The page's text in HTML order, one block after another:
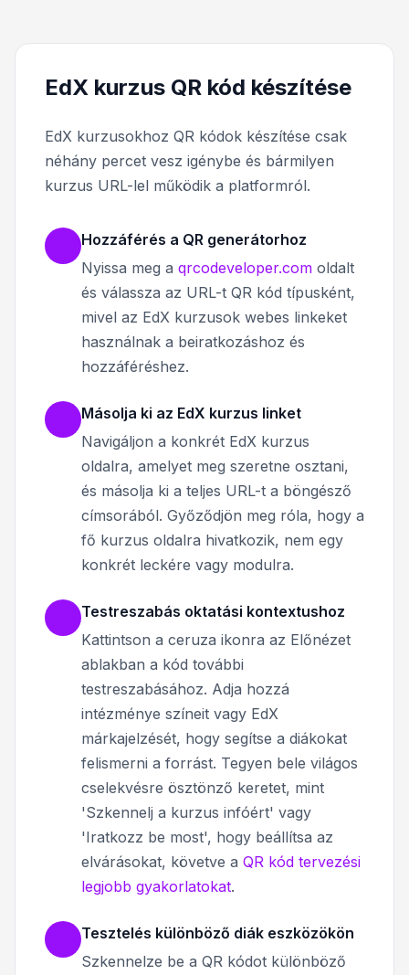
EdX kurzus QR kód készítése
EdX kurzusokhoz QR kódok készítése csak
néhány percet vesz igénybe és bármilyen
kurzus URL-lel működik a platformról.
Hozzáférés a QR generátorhoz
Nyissa meg a qrcodeveloper.com oldalt
és válassza az URL-t QR kód típusként,
mivel az EdX kurzusok webes linkeket
használnak a beiratkozáshoz és
hozzáféréshez.
Másolja ki az EdX kurzus linket
Navigáljon a konkrét EdX kurzus
oldalra, amelyet meg szeretne osztani,
és másolja ki a teljes URL-t a böngésző
címsorából. Győződjön meg róla, hogy a
fő kurzus oldalra hivatkozik, nem egy
konkrét leckére vagy modulra.
Testreszabás oktatási kontextushoz
Kattintson a ceruza ikonra az Előnézet
ablakban a kód további
testreszabásához. Adja hozzá
intézménye színeit vagy EdX
márkajelzését, hogy segítse a diákokat
felismerni a forrást. Tegyen bele világos
cselekvésre ösztönző keretet, mint
'Szkennelj a kurzus infóért' vagy
'Iratkozz be most', hogy beállítsa az
elvárásokat, követve a QR kód tervezési
legjobb gyakorlatokat.
Tesztelés különböző diák eszközökön
Szkennelze be a QR kódot különböző